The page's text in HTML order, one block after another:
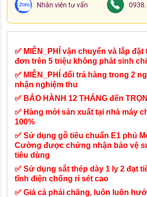
Nhân viên tư vấn
✅ MIỄN_PHÍ vận chuyển và lắp
đơn trên 5 triệu không phát sinh
✅ MIỄN_PHÍ đổi trả hàng trong 2
nhận nghiệm thu
✅ BẢO HÀNH 12 THÁNG đến
✅ Hàng mới sản xuất tại nhà máy
100%
✅ Sử dụng gỗ tiêu chuẩn E1 phủ
Cường được chứng nhận bảo vệ
tiêu dùng
✅ Sử dụng sắt thép dày 1 ly 2 đạt
tĩnh điện chống rỉ sét cao
✅ Giá cả phải chăng, luôn luôn